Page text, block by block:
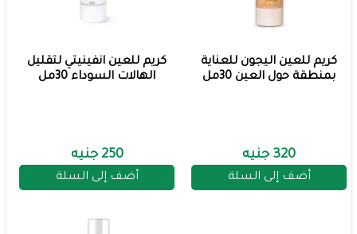
كريم للعين اليجون للعناية
بمنطقة حول العين 30مل
320 جنيه
أضف إلى السلة
كريم للعين انفينيتي لتقليل
الهالات السوداء 30مل
250 جنيه
أضف إلى السلة